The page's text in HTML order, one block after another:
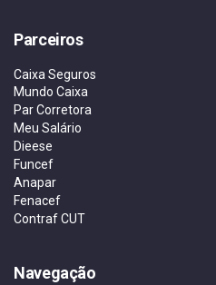
Parceiros
Caixa Seguros
Mundo Caixa
Par Corretora
Meu Salário
Dieese
Funcef
Anapar
Fenacef
Contraf CUT
Navegação